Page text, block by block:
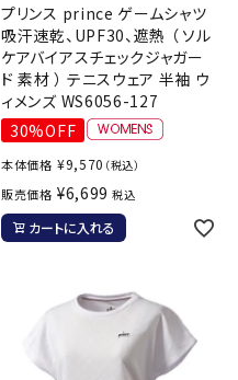
プリンス prince ゲームシャツ
吸汗速乾、UPF30、遮熱 （ ソル
ケアバイアスチェックジャガー
ド 素材 ） テニスウェア 半袖 ウ
ィメンズ WS6056-127
30%OFF
本体価格 ¥9,570 （税込）
販売価格 ¥6,699 税込
カートに入れる